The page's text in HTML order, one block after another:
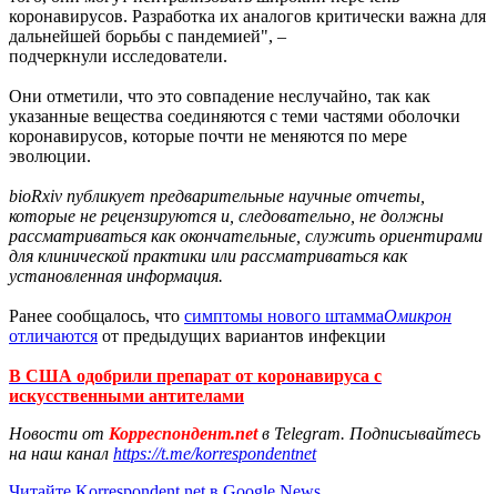
коронавирусов. Разработка их аналогов критически важна для
дальнейшей борьбы с пандемией", –
подчеркнули исследователи.
Они отметили, что это совпадение неслучайно, так как
указанные вещества соединяются с теми частями оболочки
коронавирусов, которые почти не меняются по мере
эволюции.
bioRxiv публикует предварительные научные отчеты,
которые не рецензируются и, следовательно, не должны
рассматриваться как окончательные, служить ориентирами
для клинической практики или рассматриваться как
установленная информация.
Ранее сообщалось, что симптомы нового штаммаОмикрон
отличаются от предыдущих вариантов инфекции
В США одобрили препарат от коронавируса с
искусственными антителами
Новости от Корреспондент.netв Telegram. Подписывайтесь
на наш канал https://t.me/korrespondentnet